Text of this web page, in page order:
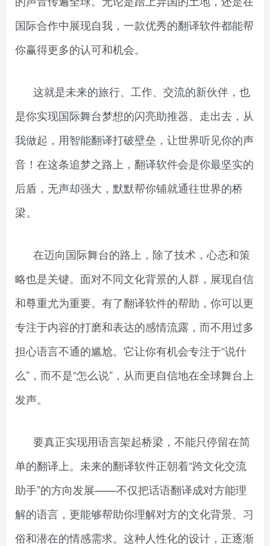
国际合作中展现自我，一款优秀的翻译软件都能帮
你赢得更多的认可和机会。
这就是未来的旅行、工作、交流的新伙伴，也
是你实现国际舞台梦想的闪亮助推器。走出去，从
我做起，用智能翻译打破壁垒，让世界听见你的声
音！在这条追梦之路上，翻译软件会是你最坚实的
后盾，无声却强大，默默帮你铺就通往世界的桥
梁。
在迈向国际舞台的路上，除了技术，心态和策
略也是关键。面对不同文化背景的人群，展现自信
和尊重尤为重要。有了翻译软件的帮助，你可以更
专注于内容的打磨和表达的感情流露，而不用过多
担心语言不通的尴尬。它让你有机会专注于“说什
么”，而不是“怎么说”，从而更自信地在全球舞台上
发声。
要真正实现用语言架起桥梁，不能只停留在简
单的翻译上。未来的翻译软件正朝着“跨文化交流
助手”的方向发展——不仅把话语翻译成对方能理
解的语言，更能够帮助你理解对方的文化背景、习
俗和潜在的情感需求。这种人性化的设计，正逐渐